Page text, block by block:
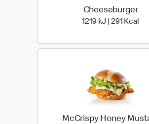
Cheeseburger
1219 kJ | 291 Kcal
McCrispy Honey